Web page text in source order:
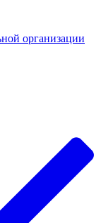
организации